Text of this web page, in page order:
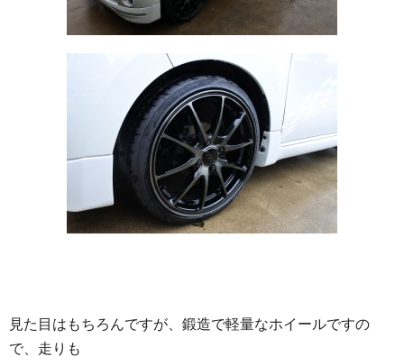
見た目はもちろんですが、鍛造で軽量なホイールですの
で、走りも